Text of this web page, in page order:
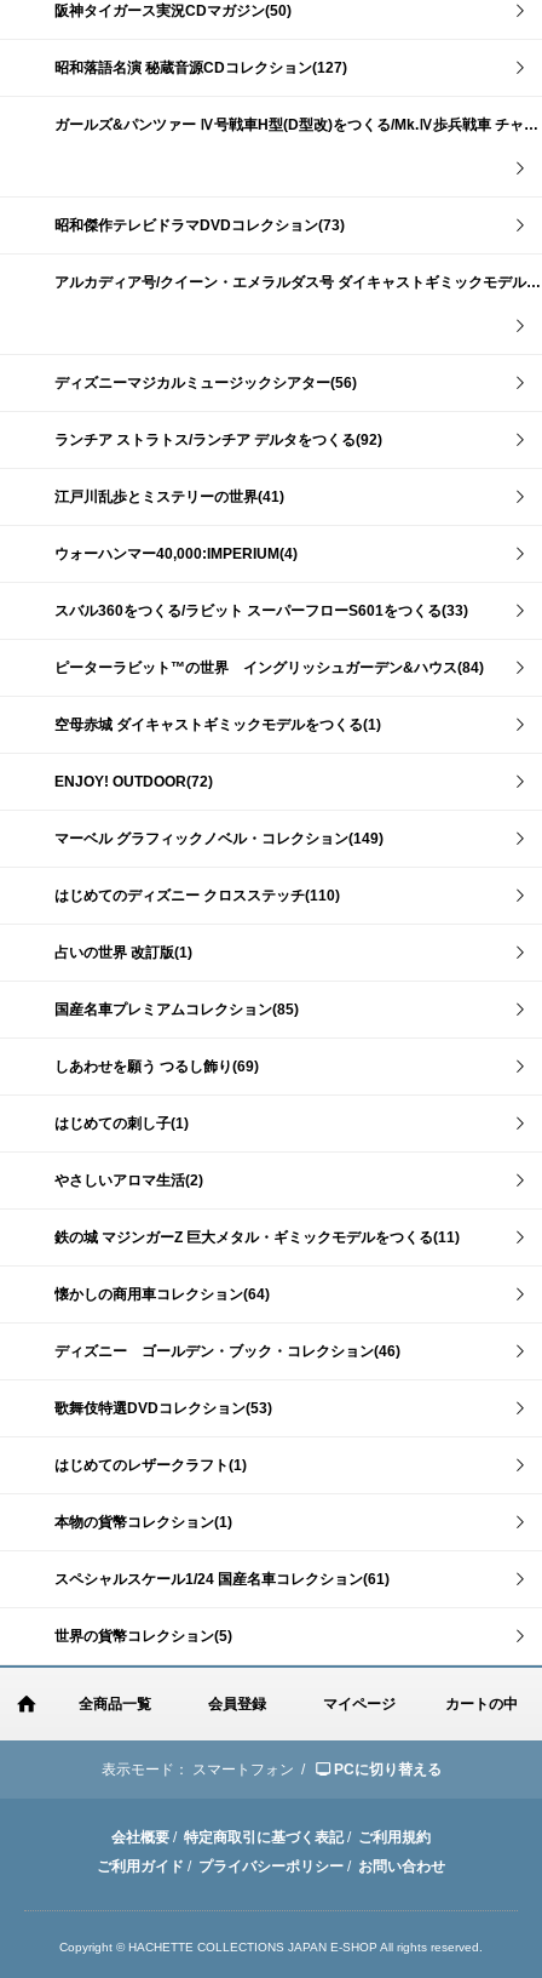
阪神タイガース実況CDマガジン(50)
昭和落語名演 秘蔵音源CDコレクション(127)
ガールズ&パンツァー Ⅳ号戦車H型(D型改)をつくる/Mk.Ⅳ歩兵戦車 チャーチルMk.Ⅶをつくる(191)
昭和傑作テレビドラマDVDコレクション(73)
アルカディア号/クイーン・エメラルダス号 ダイキャストギミックモデルをつくる(159)
ディズニーマジカルミュージックシアター(56)
ランチア ストラトス/ランチア デルタをつくる(92)
江戸川乱歩とミステリーの世界(41)
ウォーハンマー40,000:IMPERIUM(4)
スバル360をつくる/ラビット スーパーフローS601をつくる(33)
ピーターラビット™の世界 イングリッシュガーデン&ハウス(84)
空母赤城 ダイキャストギミックモデルをつくる(1)
ENJOY! OUTDOOR(72)
マーベル グラフィックノベル・コレクション(149)
はじめてのディズニー クロスステッチ(110)
占いの世界 改訂版(1)
国産名車プレミアムコレクション(85)
しあわせを願う つるし飾り(69)
はじめての刺し子(1)
やさしいアロマ生活(2)
鉄の城 マジンガーZ 巨大メタル・ギミックモデルをつくる(11)
懐かしの商用車コレクション(64)
ディズニー ゴールデン・ブック・コレクション(46)
歌舞伎特選DVDコレクション(53)
はじめてのレザークラフト(1)
本物の貨幣コレクション(1)
スペシャルスケール1/24 国産名車コレクション(61)
世界の貨幣コレクション(5)
全商品一覧 会員登録 マイページ カートの中
表示モード： スマートフォン / PCに切り替える
会社概要 / 特定商取引に基づく表記/ ご利用規約
ご利用ガイド / プライバシーポリシー / お問い合わせ
Copyright © HACHETTE COLLECTIONS JAPAN E-SHOP All rights reserved.